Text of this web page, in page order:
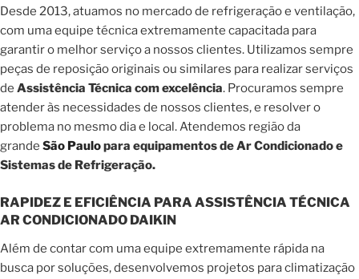
Desde 2013, atuamos no mercado de refrigeração e ventilação,
com uma equipe técnica extremamente capacitada para
garantir o melhor serviço a nossos clientes. Utilizamos sempre
peças de reposição originais ou similares para realizar serviços
de Assistência Técnica com excelência. Procuramos sempre
atender às necessidades de nossos clientes, e resolver o
problema no mesmo dia e local. Atendemos região da
grande São Paulopara equipamentos de Ar Condicionado e
Sistemas de Refrigeração.
RAPIDEZ E EFICIÊNCIA PARA ASSISTÊNCIA TÉCNICA
AR CONDICIONADO DAIKIN
Além de contar com uma equipe extremamente rápida na
busca por soluções, desenvolvemos projetos para climatização